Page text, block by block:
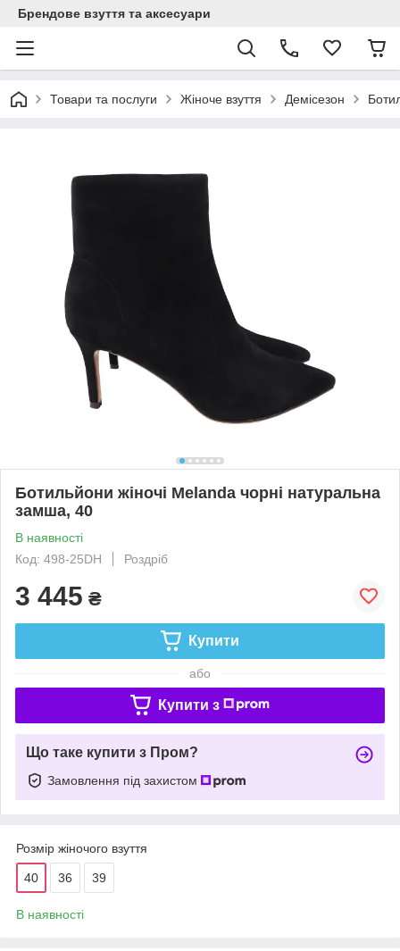
Брендове взуття та аксесуари
Товари та послуги Жіноче взуття Демісезон
Ботильйони жіночі Melanda чорні натуральна
замша, 40
В наявності
Код: 498-25DH
Роздріб
3 445 ₴
Купити
або
Купити з
Що таке купити з Пром?
Замовлення під захистом
Розмір жіночого взуття
40 36 39
В наявності